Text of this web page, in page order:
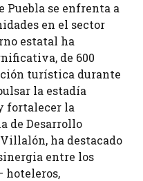
Puebla se enfrenta a
en el sector
estatal ha
de 600
turística durante
la estadía
fortalecer la
de Desarrollo
ha destacado
entre los
hoteleros,